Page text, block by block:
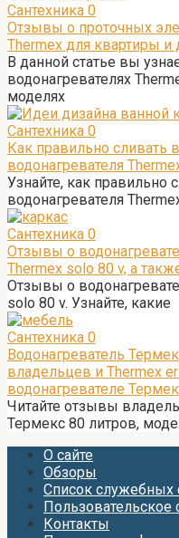
Сантехника 0
Отзывы о проточных
Thermex для квартиры
В данной статье вы
водонагревателях
моделях
Сантехника 0
Как правильно сливать
водонагревателя
Узнайте, как правильно
водонагревателя
Сантехника 0
Отзывы о
Thermex solo 80 v, а
Отзывы о
solo 80 v. Узнайте, какие
Сантехника 0
Водонагреватель
владельцев и Thermex
водонагревателе
Читайте отзывы
Термекс 80 литров,
О сайте
Обзоры
Список служебных
Пользовательское
Контакты